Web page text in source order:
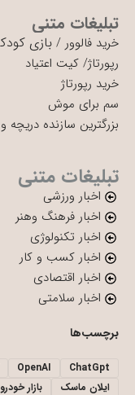
تبلیغات متنی
خرید فالوور / بازی
رپورتاژ/ کیت اعتیاد
خرید رپورتاژ
سم برای موش
بزرگترین سازنده دریچه
تبلیغات متنی
اخبار ورزشی
اخبار فرهنگ وهنر
اخبار تکنولوژی
اخبار کسب و کار
اخبار اقتصادی
اخبار سلامتی
برچسب‌ها
ChatGpt
OpenAI
ایلان ماسک
بازار خودرو